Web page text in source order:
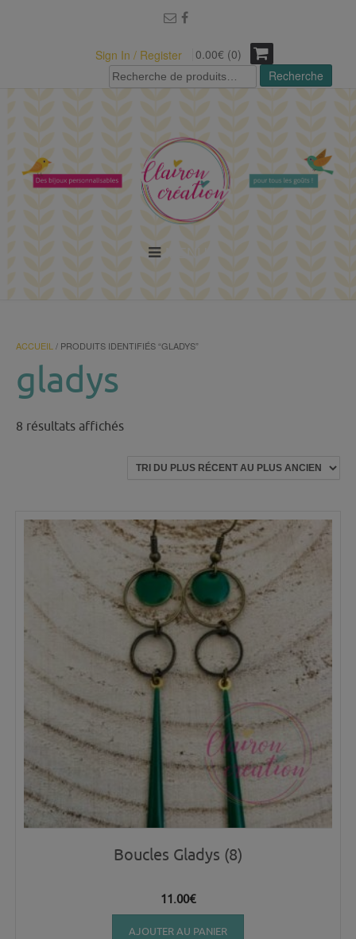
Sign In / Register
0.00€ (0)
Recherche
pour :
Recherche
ACCUEIL / PRODUITS IDENTIFIÉS “GLADYS”
gladys
8 résultats affichésTrié
plus
plus
ancien
Boucles Gladys (8)
11.00€
AJOUTER AU PANIER